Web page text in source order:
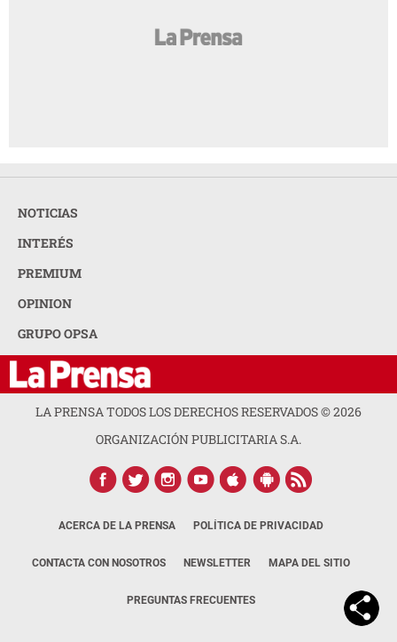
NOTICIAS
INTERÉS
PREMIUM
OPINION
GRUPO OPSA
LA PRENSA TODOS LOS DERECHOS RESERVADOS ©2026
ORGANIZACIÓN PUBLICITARIA S.A.
ACERCA DE LA PRENSA POLÍTICA DE PRIVACIDAD
CONTACTA CON NOSOTROS NEWSLETTER MAPA DEL SITIO
PREGUNTAS FRECUENTES